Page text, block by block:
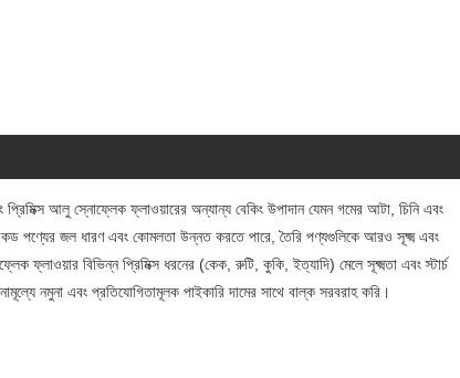
প্রিমিক্স আলু স্নোফ্লেক ফ্লাওয়ারের অন্যান্য বেকিং উপাদান যেমন গমের আটা, চিনি এবং
পণ্যের জল ধারণ এবং কোমলতা উন্নত করতে পারে, তৈরি পণ্যগুলিকে আরও সূক্ষ্ম এবং
ফ্লাওয়ার বিভিন্ন প্রিমিক্স ধরনের (কেক, রুটি, কুকি, ইত্যাদি) মেলে সূক্ষ্মতা এবং স্টার্চ
নমুনা এবং প্রতিযোগিতামূলক পাইকারি দামের সাথে বাল্ক সরবরাহ করি।